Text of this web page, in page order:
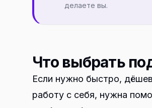
делаете вы.
Что выбрать
Если нужно быстро,
работу с себя, нужна